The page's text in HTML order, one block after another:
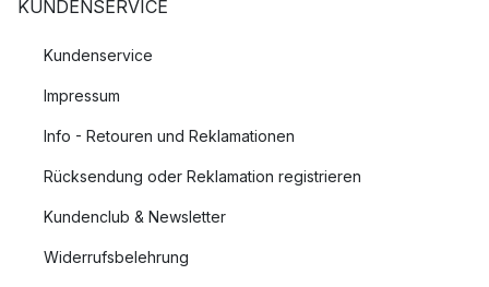
KUNDENSERVICE
Kundenservice
Impressum
Info - Retouren und Reklamationen
Rücksendung oder Reklamation registrieren
Kundenclub & Newsletter
Widerrufsbelehrung